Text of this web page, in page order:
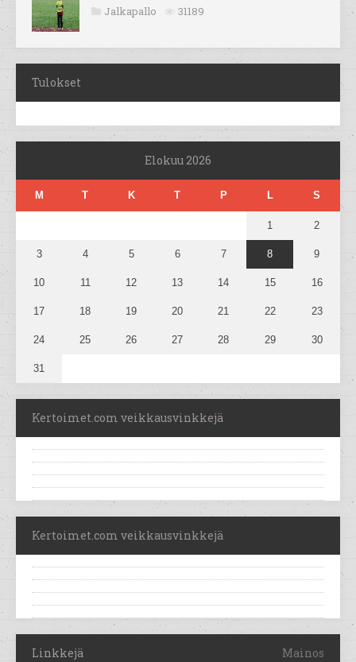
Jalkapallo 31189
Tulokset
Elokuu 2026
M T K T P L S
1 2
3 4 5 6 7 8 9
10 11 12 13 14 15 16
17 18 19 20 21 22 23
24 25 26 27 28 29 30
31
Kertoimet.com veikkausvinkkejä
Kertoimet.com veikkausvinkkejä
Linkkejä Mainos